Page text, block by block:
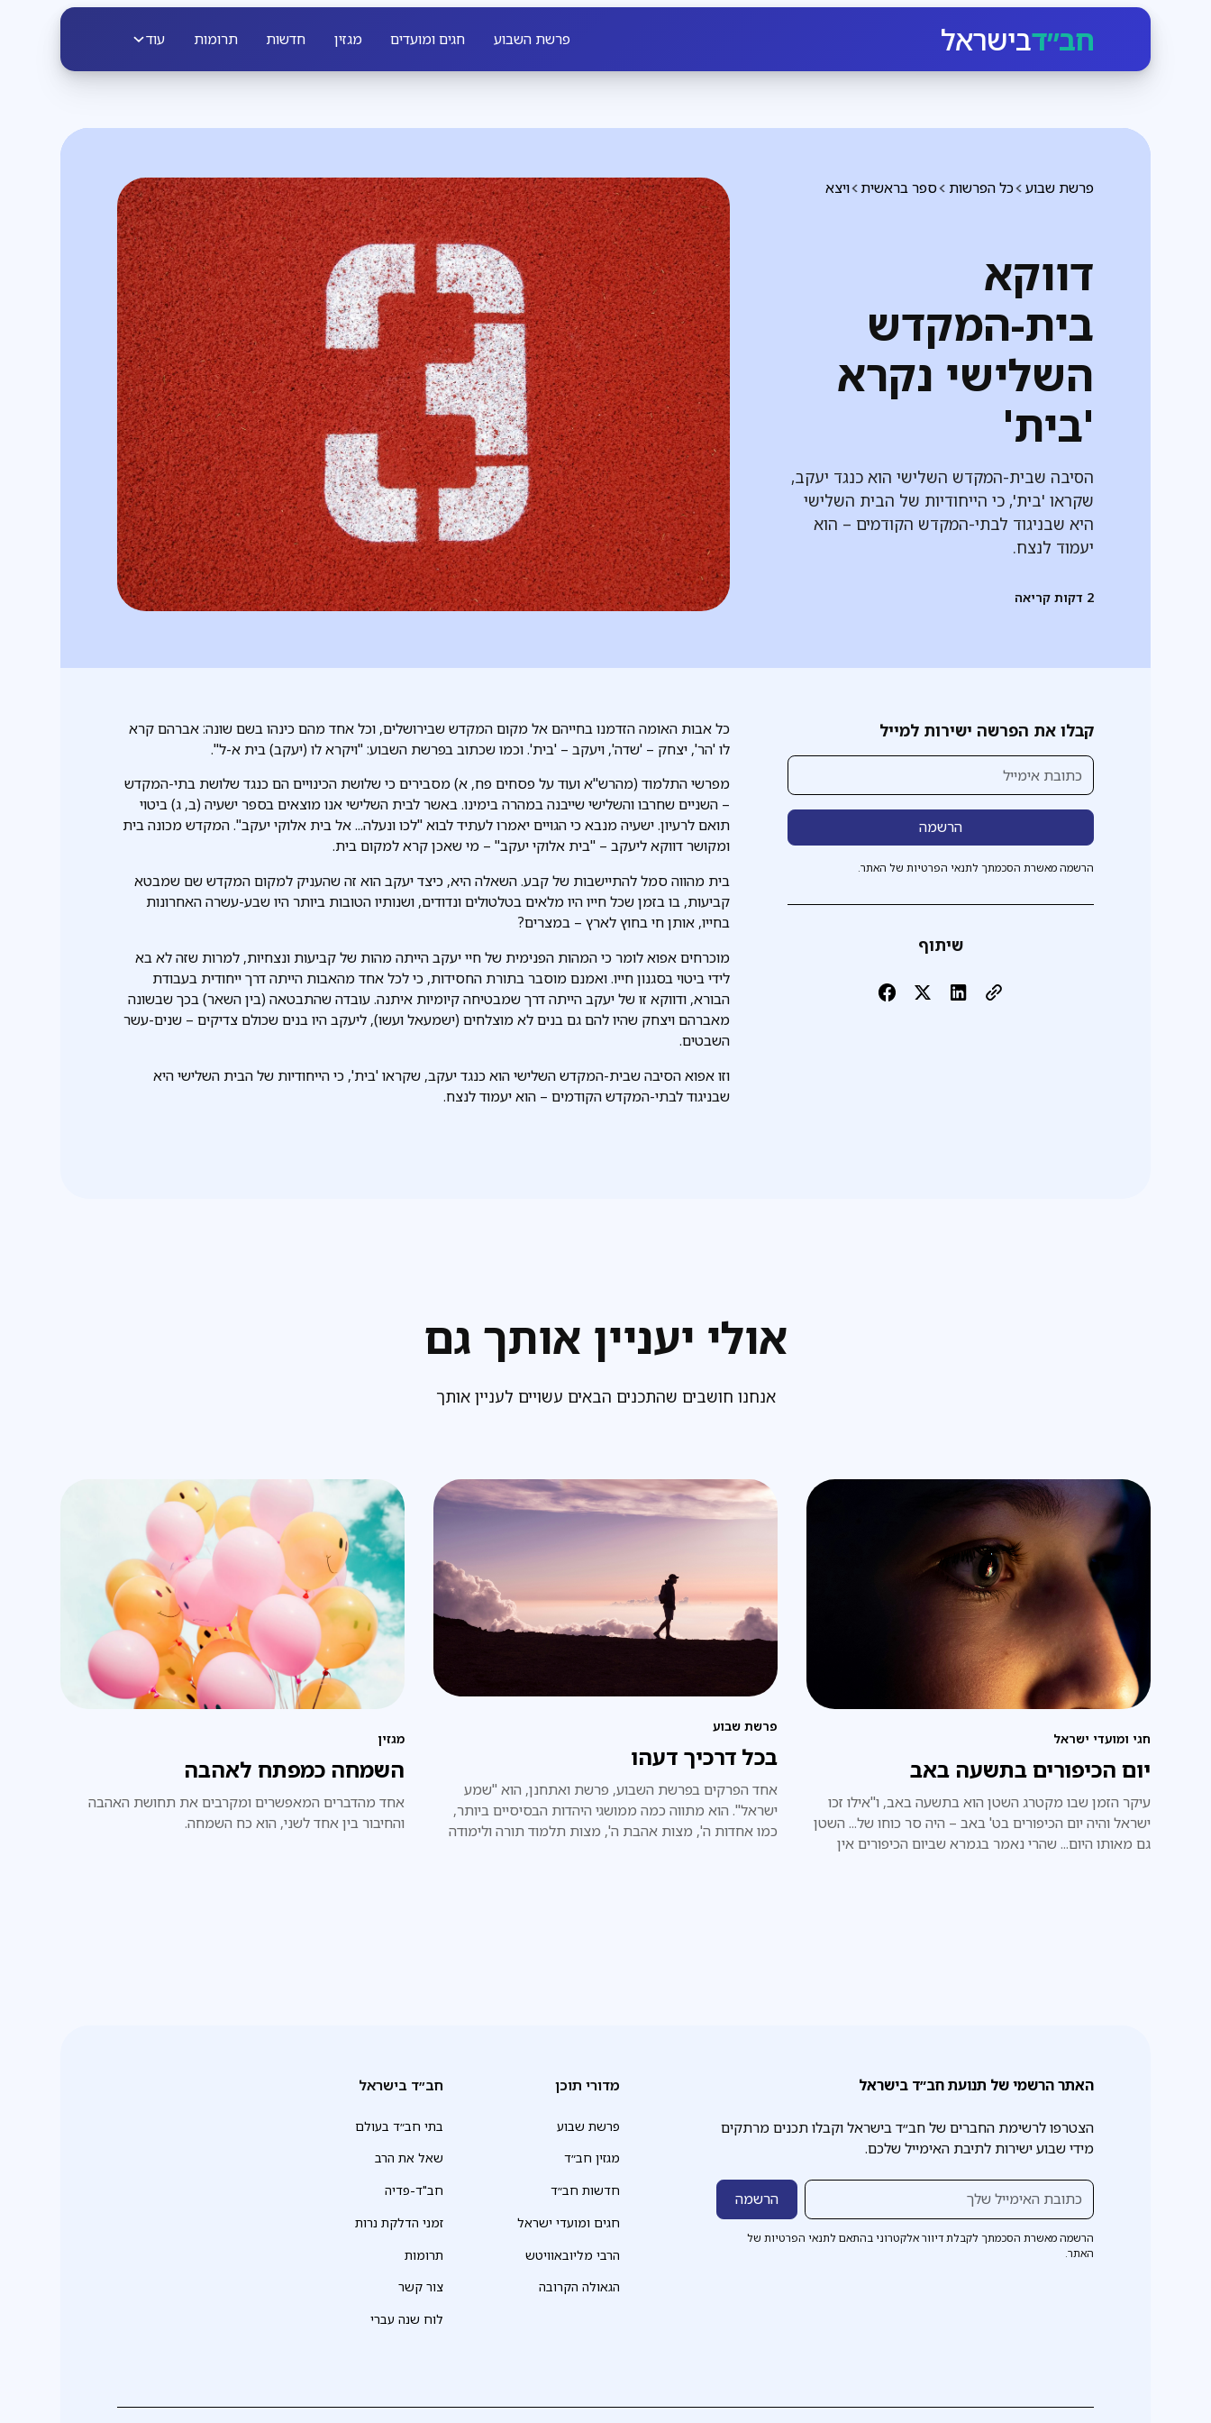
חב״דבישראל פרשת השבוע חגים ומועדים מגזין חדשות תרומות עוד
ויצא ספר בראשית כל הפרשות פרשת שבוע
דווקא
בית-המקדש
השלישי נקרא
'בית'
הסיבה שבית-המקדש השלישי הוא כנגד יעקב,
שקראו 'בית', כי הייחודיות של הבית השלישי
היא שבניגוד לבתי-המקדש הקודמים – הוא
יעמוד לנצח.
2 דקות קריאה
קבלו את הפרשה ישירות למייל
הרשמה מאשרת הסכמתך לתנאי הפרטיות של האתר.
שיתוף
כל אבות האומה הזדמנו בחייהם אל מקום המקדש שבירושלים, וכל אחד מהם כינהו בשם שונה: אברהם קרא
לו 'הר', יצחק – 'שדה', ויעקב – 'בית'. וכמו שכתוב בפרשת השבוע: "ויקרא לו (יעקב) בית א-ל".
מפרשי התלמוד (מהרש"א ועוד על פסחים פח, א) מסבירים כי שלושת הכינויים הם כנגד שלושת בתי-המקדש
– השניים שחרבו והשלישי שייבנה במהרה בימינו. באשר לבית השלישי אנו מוצאים בספר ישעיה (ב, ג) ביטוי
תואם לרעיון. ישעיה מנבא כי הגויים יאמרו לעתיד לבוא "לכו ונעלה... אל בית אלוקי יעקב". המקדש מכונה בית
ומקושר דווקא ליעקב – "בית אלוקי יעקב" – מי שאכן קרא למקום בית.
בית מהווה סמל להתיישבות של קבע. השאלה היא, כיצד יעקב הוא זה שהעניק למקום המקדש שם שמבטא
קביעות, בו בזמן שכל חייו היו מלאים בטלטולים ונדודים, ושנותיו הטובות ביותר היו שבע-עשרה האחרונות
בחייו, אותן חי בחוץ לארץ – במצרים?
מוכרחים אפוא לומר כי המהות הפנימית של חיי יעקב הייתה מהות של קביעות ונצחיות, למרות שזה לא בא
לידי ביטוי בסגנון חייו. ואמנם מוסבר בתורת החסידות, כי לכל אחד מהאבות הייתה דרך ייחודית בעבודת
הבורא, ודווקא זו של יעקב הייתה דרך שמבטיחה קיומיות איתנה. עובדה שהתבטאה (בין השאר) בכך שבשונה
מאברהם ויצחק שהיו להם גם בנים לא מוצלחים (ישמעאל ועשו), ליעקב היו בנים שכולם צדיקים – שנים-עשר
השבטים.
וזו אפוא הסיבה שבית-המקדש השלישי הוא כנגד יעקב, שקראו 'בית', כי הייחודיות של הבית השלישי היא
שבניגוד לבתי-המקדש הקודמים – הוא יעמוד לנצח.
אולי יעניין אותך גם
אנחנו חושבים שהתכנים הבאים עשויים לעניין אותך
חגי ומועדי ישראל
יום הכיפורים בתשעה באב
עיקר הזמן שבו מקטרג השטן הוא בתשעה באב, ו"אילו זכו
ישראל והיה יום הכיפורים בט' באב – היה סר כוחו של... השטן
גם מאותו היום... שהרי נאמר בגמרא שביום הכיפורים אין
פרשת שבוע
בכל דרכיך דעהו
אחד הפרקים בפרשת השבוע, פרשת ואתחנן, הוא "שמע
ישראל". הוא מתווה כמה ממושגי היהדות הבסיסיים ביותר,
כמו אחדות ה', מצות אהבת ה', מצות תלמוד תורה ולימודה
מגזין
השמחה כמפתח לאהבה
אחד מהדברים המאפשרים ומקרבים את תחושת האהבה
והחיבור בין אחד לשני, הוא כח השמחה.
האתר הרשמי של תנועת חב״ד בישראל
הצטרפו לרשימת החברים של חב״ד בישראל וקבלו תכנים מרתקים
מידי שבוע ישירות לתיבת האימייל שלכם.
הרשמה מאשרת הסכמתך לקבלת דיוור אלקטרוני בהתאם לתנאי הפרטיות של
האתר.
מדורי תוכן
פרשת שבוע
מגזין חב״ד
חדשות חב״ד
חגים ומועדי ישראל
הרבי מליובאוויטש
הגאולה הקרובה
חב״ד בישראל
בתי חב״ד בעולם
שאל את הרב
חב"ד-פדיה
זמני הדלקת נרות
תרומות
צור קשר
לוח שנה עברי